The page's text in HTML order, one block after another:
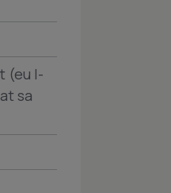
(eu l-
sa